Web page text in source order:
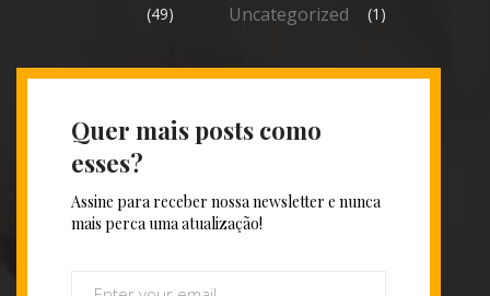
(49) Uncategorized (1)
Quer mais posts como
esses?
Assine para receber nossa newsletter e nunca
mais perca uma atualização!